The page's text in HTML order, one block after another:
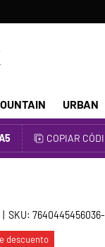
URBAN
COPIAR
|SKU:
descuento